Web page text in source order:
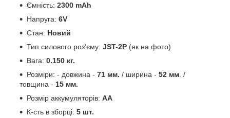
Ємність: 2300 mAh
Напруга: 6V
Стан: Новий
Тип силового роз'єму: JST-2P (як на фото)
Вага: 0.150 кг.
Розміри: - довжина - 71 мм. / ширина - 52 мм . /
товщина - 15 мм.
Розмір аккумуляторів: АА
К-сть в зборці: 5 шт.